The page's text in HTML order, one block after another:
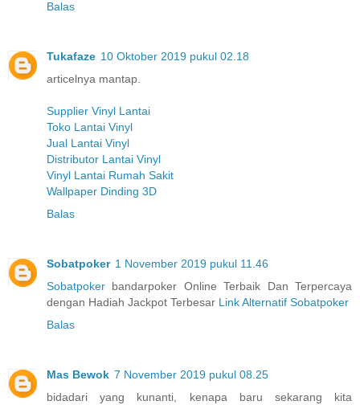
Balas
Tukafaze 10 Oktober 2019 pukul 02.18
articelnya mantap.
Supplier Vinyl Lantai
Toko Lantai Vinyl
Jual Lantai Vinyl
Distributor Lantai Vinyl
Vinyl Lantai Rumah Sakit
Wallpaper Dinding 3D
Balas
Sobatpoker 1 November 2019 pukul 11.46
Sobatpoker bandarpoker Online Terbaik Dan Terpercaya
dengan Hadiah Jackpot Terbesar Link Alternatif Sobatpoker
Balas
Mas Bewok 7 November 2019 pukul 08.25
bidadari yang kunanti, kenapa baru sekarang kita